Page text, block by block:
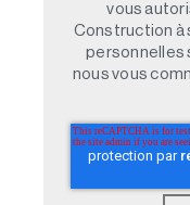
vous
Construction à
personnelles
nous vous